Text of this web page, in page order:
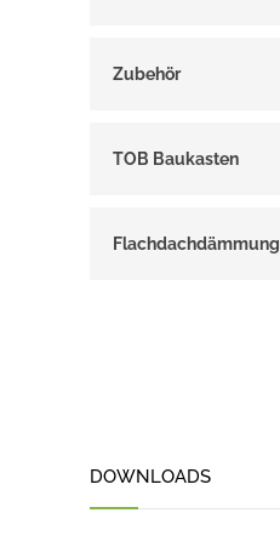
Zubehör
TOB Baukasten
Flachdachdämmung
DOWNLOADS